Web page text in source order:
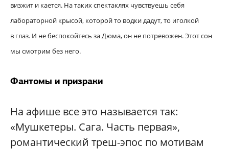
визжит и кается. На таких спектаклях чувствуешь себя
лабораторной крысой, которой то водки дадут, то иголкой
в глаз. И не беспокойтесь за Дюма, он не потревожен. Этот сон
мы смотрим без него.
Фантомы и призраки
На афише все это называется так:
«Мушкетеры. Сага. Часть первая»,
романтический треш-эпос по мотивам